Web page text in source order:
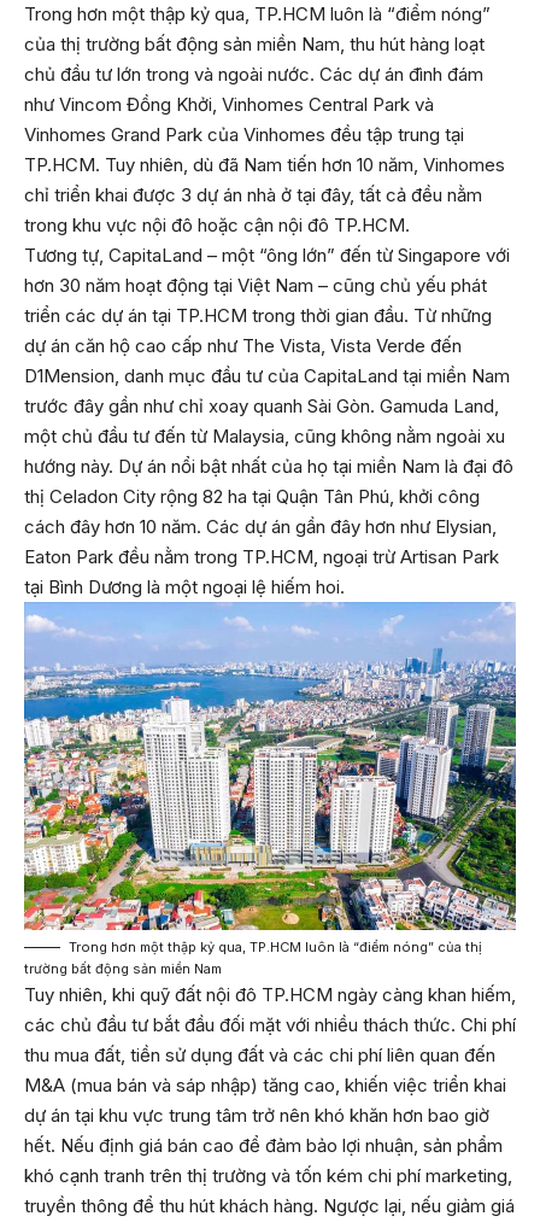
Trong hơn một thập kỷ qua, TP.HCM luôn là “điểm nóng”
của thị trường bất động sản miền Nam, thu hút hàng loạt
chủ đầu tư lớn trong và ngoài nước. Các dự án đình đám
như Vincom Đồng Khởi, Vinhomes Central Park và
Vinhomes Grand Park của Vinhomes đều tập trung tại
TP.HCM. Tuy nhiên, dù đã Nam tiến hơn 10 năm, Vinhomes
chỉ triển khai được 3 dự án nhà ở tại đây, tất cả đều nằm
trong khu vực nội đô hoặc cận nội đô TP.HCM.
Tương tự, CapitaLand – một “ông lớn” đến từ Singapore với
hơn 30 năm hoạt động tại Việt Nam – cũng chủ yếu phát
triển các dự án tại TP.HCM trong thời gian đầu. Từ những
dự án căn hộ cao cấp như The Vista, Vista Verde đến
D1Mension, danh mục đầu tư của CapitaLand tại miền Nam
trước đây gần như chỉ xoay quanh Sài Gòn. Gamuda Land,
một chủ đầu tư đến từ Malaysia, cũng không nằm ngoài xu
hướng này. Dự án nổi bật nhất của họ tại miền Nam là đại đô
thị Celadon City rộng 82 ha tại Quận Tân Phú, khởi công
cách đây hơn 10 năm. Các dự án gần đây hơn như Elysian,
Eaton Park đều nằm trong TP.HCM, ngoại trừ Artisan Park
tại Bình Dương là một ngoại lệ hiếm hoi.
Trong hơn một thập kỷ qua, TP.HCM luôn là “điểm nóng” của thị
trường bất động sản miền Nam
Tuy nhiên, khi quỹ đất nội đô TP.HCM ngày càng khan hiếm,
các chủ đầu tư bắt đầu đối mặt với nhiều thách thức. Chi phí
thu mua đất, tiền sử dụng đất và các chi phí liên quan đến
M&A (mua bán và sáp nhập) tăng cao, khiến việc triển khai
dự án tại khu vực trung tâm trở nên khó khăn hơn bao giờ
hết. Nếu định giá bán cao để đảm bảo lợi nhuận, sản phẩm
khó cạnh tranh trên thị trường và tốn kém chi phí marketing,
truyền thông để thu hút khách hàng. Ngược lại, nếu giảm giá